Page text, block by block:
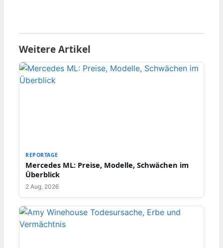
Weitere Artikel
REPORTAGE
Mercedes ML: Preise, Modelle, Schwächen im
Überblick
2 Aug. 2026